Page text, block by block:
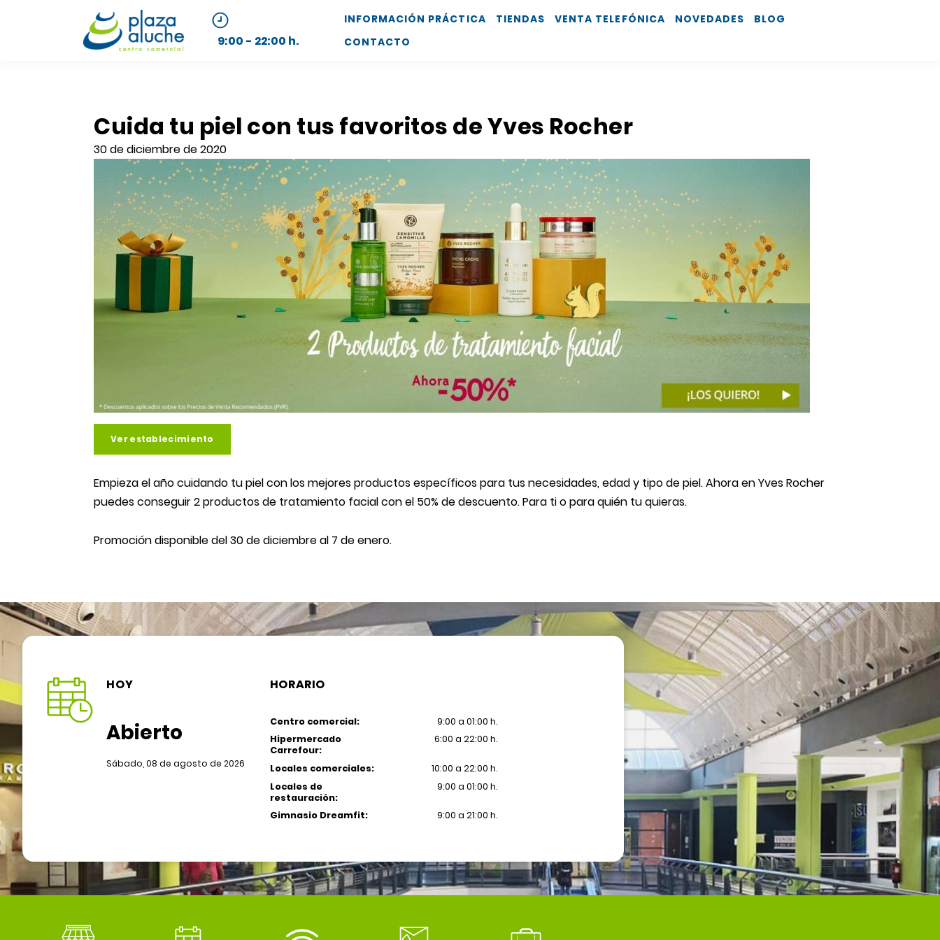
9:00 - 22:00 h.
INFORMACIÓN PRÁCTICA TIENDAS VENTA TELEFÓNICA NOVEDADES
BLOG
CONTACTO
Cuida tu piel con tus favoritos de Yves Rocher
30 de diciembre de 2020
Ver establecimiento
Empieza el año cuidando tu piel con los mejores productos específicos para tus necesidades, edad y tipo de piel. Ahora en Yves Rocher
puedes conseguir 2 productos de tratamiento facial con el 50% de descuento. Para ti o para quién tu quieras.
Promoción disponible del 30 de diciembre al 7 de enero.
HOY
Abierto
Sábado, 08 de agosto de 2026
HORARIO
Centro comercial:
9:00 a 01:00 h.
Hipermercado
Carrefour:
6:00 a 22:00 h.
Locales comerciales:
10:00 a 22:00 h.
Locales de
restauración:
9:00 a 01:00 h.
Gimnasio Dreamfit: 9:00 a 21:00 h.